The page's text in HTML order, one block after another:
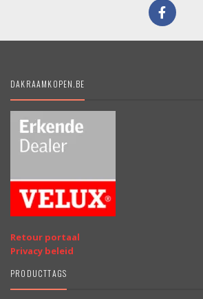
DAKRAAMKOPEN.BE
Retour portaal
Privacy beleid
PRODUCTTAGS